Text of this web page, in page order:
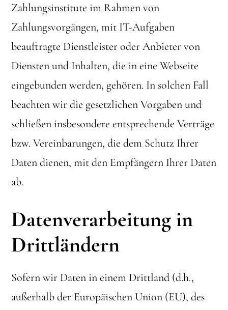
Zahlungsinstitute im Rahmen von
Zahlungsvorgängen, mit IT-Aufgaben
beauftragte Dienstleister oder Anbieter von
Diensten und Inhalten, die in eine Webseite
eingebunden werden, gehören. In solchen Fall
beachten wir die gesetzlichen Vorgaben und
schließen insbesondere entsprechende Verträge
bzw. Vereinbarungen, die dem Schutz Ihrer
Daten dienen, mit den Empfängern Ihrer Daten
ab.
Datenverarbeitung in
Drittländern
Sofern wir Daten in einem Drittland (d.h.,
außerhalb der Europäischen Union (EU), des